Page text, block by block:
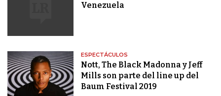
Venezuela
ESPECTÁCULOS
Nott, The Black Madonna y Jeff
Mills son parte del line up del
Baum Festival 2019